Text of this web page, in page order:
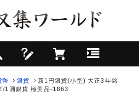
幣 銀貨
新1円銀貨(小型) 大正3年銘
/1圓銀貨 極美品-1863